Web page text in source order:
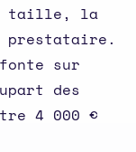
taille, la
prestataire.
sur
des
4 000 €